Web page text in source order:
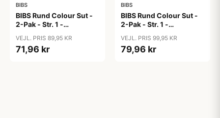
BIBS
BIBS Rund Colour Sut -
2-Pak - Str. 1 -
Bubblegum/Peri
VEJL. PRIS 89,95 KR
71,96 kr
BIBS
BIBS Rund Colour Sut -
2-Pak - Str. 1 -
Bumblebee Studio -
Breeze Mix
VEJL. PRIS 99,95 KR
79,96 kr